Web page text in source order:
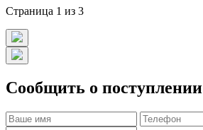
Страница 1 из 3
Сообщить о поступлении